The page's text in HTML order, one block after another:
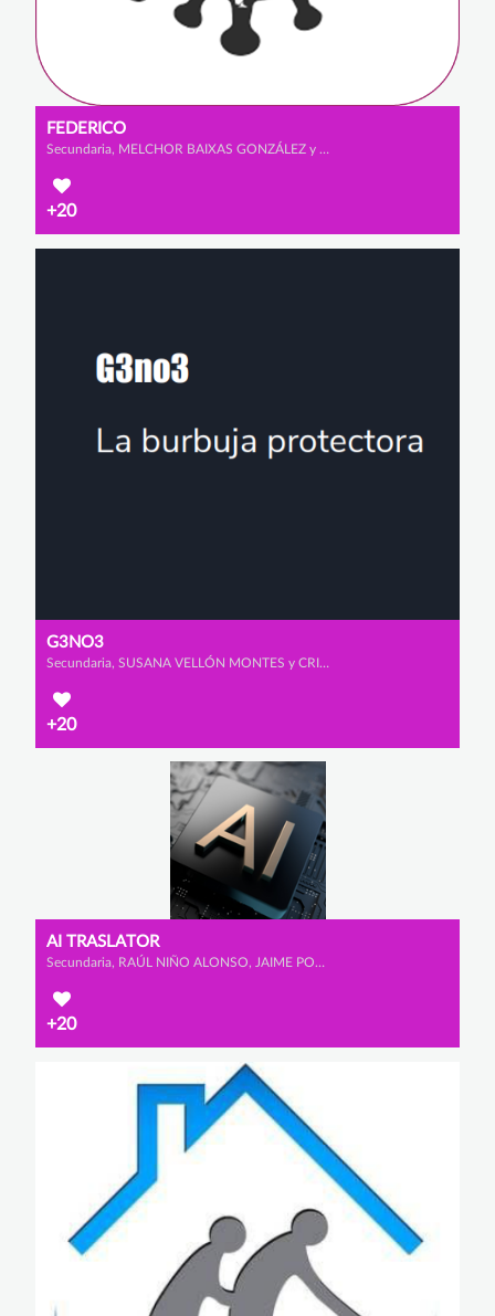
FEDERICO
Secundaria, MELCHOR BAIXAS GONZÁLEZ y ALEJANDRO SANZ CABRERIZO
+20
G3NO3
Secundaria, SUSANA VELLÓN MONTES y CRISTINA MALO ESCUDERO
+20
AI TRASLATOR
Secundaria, RAÚL NIÑO ALONSO, JAIME POMBO CARAMÉ y TEO SENFTLEBEN
+20